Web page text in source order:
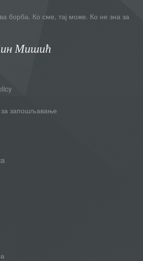
борба. Ко сме, тај може. Ко не зна за
Мишић
запошљавање